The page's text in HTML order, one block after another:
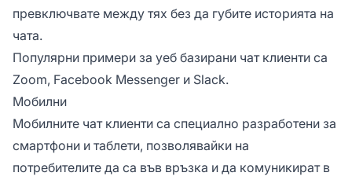
превключвате между тях без да губите историята на
чата.
Популярни примери за уеб базирани чат клиенти са
Zoom, Facebook Messenger и Slack.
Мобилни
Мобилните чат клиенти са специално разработени за
смартфони и таблети, позволявайки на
потребителите да са във връзка и да комуникират в